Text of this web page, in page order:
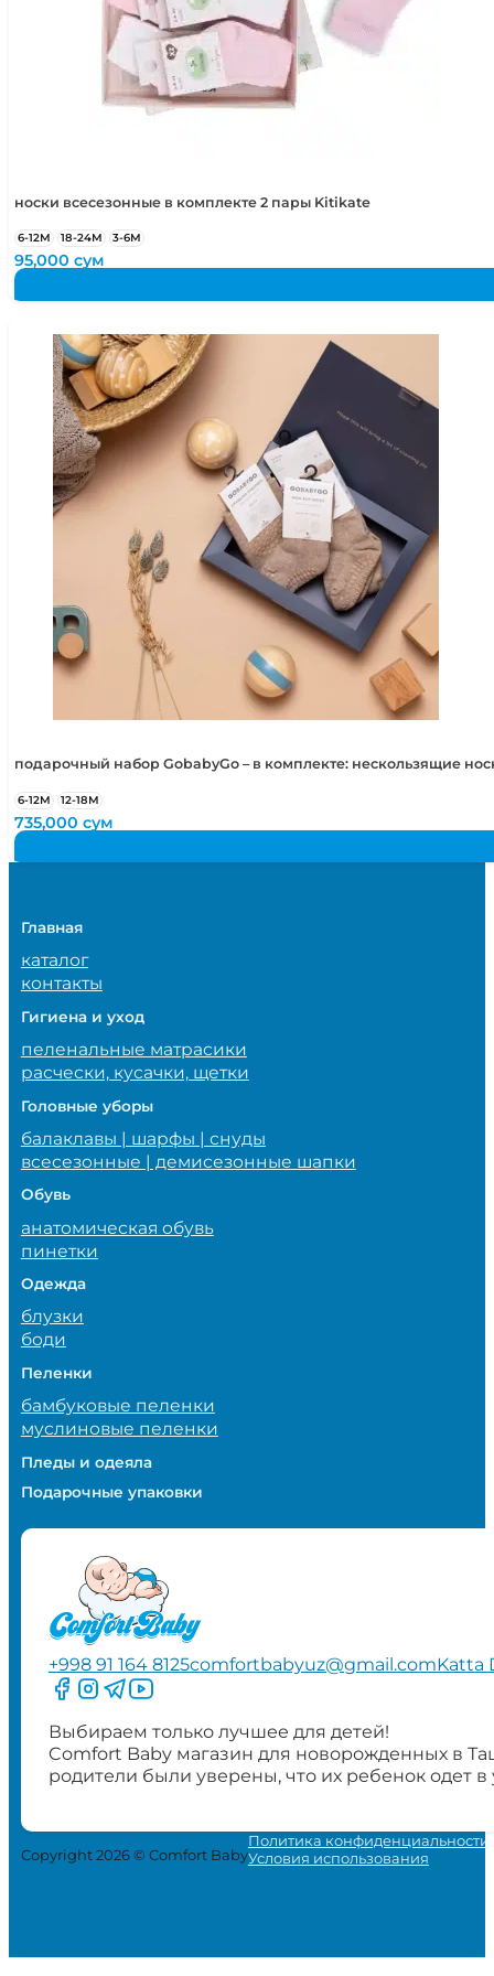
носки всесезонные в комплекте 2 пары Kitikate
6-12М 18-24М 3-6М
95,000сум
подарочный набор GobabyGo – в комплекте: нескользящие
6-12М 12-18М
735,000сум
Главная
каталог
контакты
Гигиена и уход
пеленальные матрасики
расчески, кусачки, щетки
Головные уборы
балаклавы | шарфы | снуды
всесезонные | демисезонные шапки
Обувь
анатомическая обувь
пинетки
Одежда
блузки
боди
Пеленки
бамбуковые пеленки
муслиновые пеленки
Пледы и одеяла
Подарочные упаковки
+998 91 164 8125comfortbabyuz@gmail.comKatta
Следите за нами на Facebook
Следите за нами в Instagram
Следите за нами в Telegram
Следите за нами в YouTube
Выбираем только лучшее для детей!
Comfort Baby магазин для новорожденных в
родители были уверены, что их ребенок одет
Copyright 2026 © Comfort Baby
Политика конфиденциальности
Условия использования